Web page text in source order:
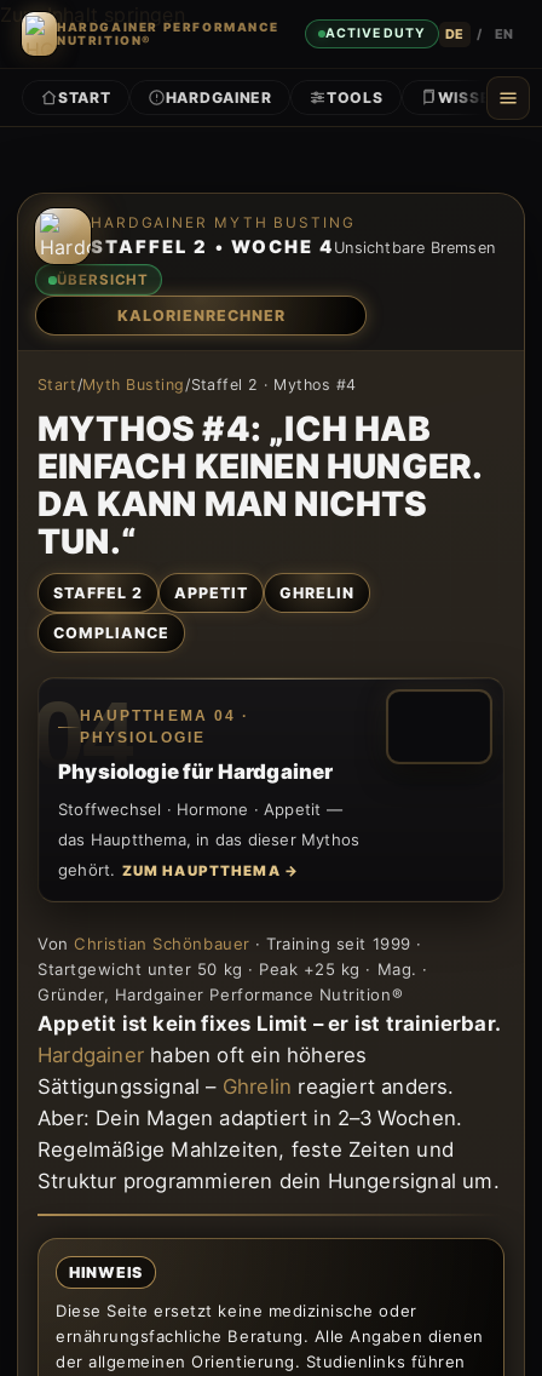
Zum Inhalt springen
HARDGAINER PERFORMANCE
NUTRITION®
ACTIVE DUTY DE / EN
START HARDGAINER TOOLS WISSEN
HARDGAINER MYTH BUSTING
STAFFEL 2 • WOCHE 4 Unsichtbare Bremsen
ÜBERSICHT
KALORIENRECHNER
Start/Myth Busting/Staffel 2 · Mythos #4
MYTHOS #4: „ICH HAB
EINFACH KEINEN HUNGER.
DA KANN MAN NICHTS
TUN.“
STAFFEL 2 APPETIT GHRELIN
COMPLIANCE
04
HAUPTTHEMA 04 ·
PHYSIOLOGIE
Physiologie für Hardgainer
Stoffwechsel · Hormone · Appetit —
das Hauptthema, in das dieser Mythos
gehört. ZUM HAUPTTHEMA →
VonChristian Schönbauer · Training seit 1999 ·
Startgewicht unter 50 kg · Peak +25 kg · Mag. ·
Gründer, Hardgainer Performance Nutrition®
Appetit ist kein fixes Limit – er ist trainierbar.
Hardgainer haben oft ein höheres
Sättigungssignal – Ghrelin reagiert anders.
Aber: Dein Magen adaptiert in 2–3 Wochen.
Regelmäßige Mahlzeiten, feste Zeiten und
Struktur programmieren dein Hungersignal um.
HINWEIS
Diese Seite ersetzt keine medizinische oder
ernährungsfachliche Beratung. Alle Angaben dienen
der allgemeinen Orientierung. Studienlinks führen